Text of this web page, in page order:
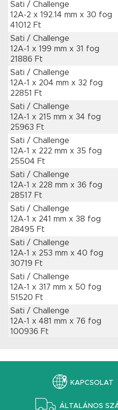
Sati / Challenge
12A-2 x 192.14 mm x 30 fog
41012 Ft
Sati / Challenge
12A-1 x 199 mm x 31 fog
21886 Ft
Sati / Challenge
12A-1 x 204 mm x 32 fog
22851 Ft
Sati / Challenge
12A-1 x 215 mm x 34 fog
25963 Ft
Sati / Challenge
12A-1 x 222 mm x 35 fog
25504 Ft
Sati / Challenge
12A-1 x 228 mm x 36 fog
28517 Ft
Sati / Challenge
12A-1 x 241 mm x 38 fog
28495 Ft
Sati / Challenge
12A-1 x 253 mm x 40 fog
30719 Ft
Sati / Challenge
12A-1 x 317 mm x 50 fog
51520 Ft
Sati / Challenge
12A-1 x 481 mm x 76 fog
100936 Ft
KAPCSOLAT
ÁLTALÁNOS